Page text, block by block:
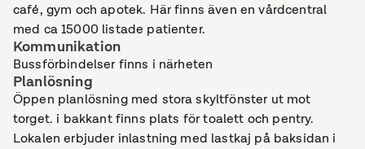
café, gym och apotek. Här finns även en vårdcentral
med ca 15000 listade patienter.
Kommunikation
Bussförbindelser finns i närheten
Planlösning
Öppen planlösning med stora skyltfönster ut mot
torget. i bakkant finns plats för toalett och pentry.
Lokalen erbjuder inlastning med lastkaj på baksidan i